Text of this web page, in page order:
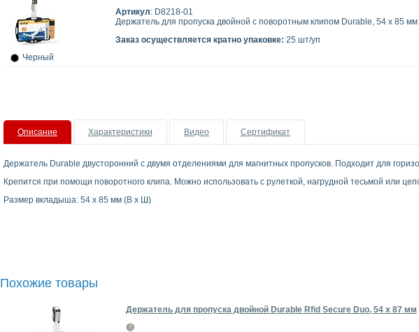
Черный
Артикул: D8218-01
Держатель для пропуска двойной с поворотным клипом Durable, 54 x 85 мм
Заказ осуществляется кратно упаковке: 25 шт/уп
Описание Характеристики Видео Сертификат
Держатель Durable двусторонний с двумя отделениями для магнитных пропусков. Подходит для
Крепится при помощи поворотного клипа. Можно использовать с рулеткой, нагрудной тесьмой или
Размер вкладыша: 54 x 85 мм (В x Ш)
Похожие товары
Держатель для пропуска двойной Durable Rfid Secure Duo, 54 x 87 мм